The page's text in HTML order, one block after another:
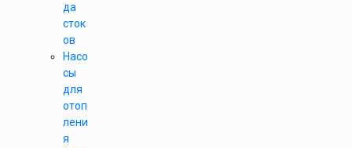
да
сток
ов
Насо
сы
для
отоп
лени
я